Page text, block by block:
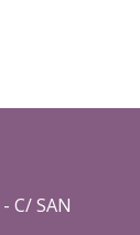
- C/ SAN